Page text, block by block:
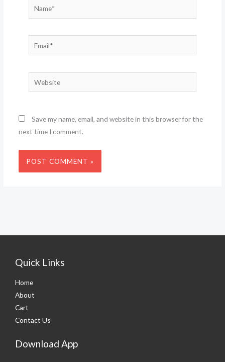
Name*
Email*
Website
Save my name, email, and website in this browser for the
next time I comment.
Quick Links
Home
About
Cart
Contact Us
Download App